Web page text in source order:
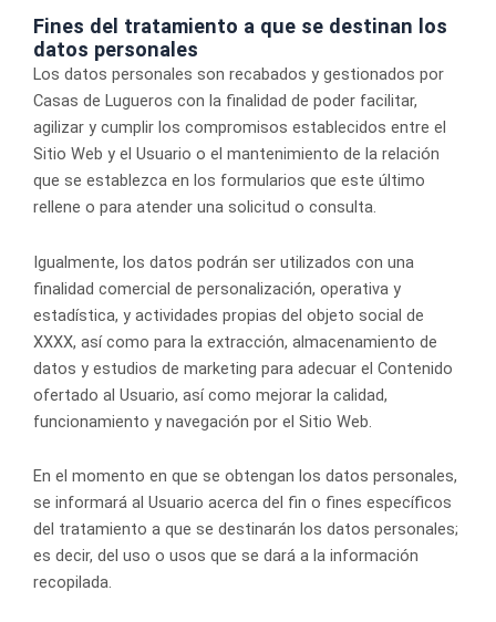
Fines del tratamiento a que se destinan los
datos personales
Los datos personales son recabados y gestionados por
Casas de Lugueros con la finalidad de poder facilitar,
agilizar y cumplir los compromisos establecidos entre el
Sitio Web y el Usuario o el mantenimiento de la relación
que se establezca en los formularios que este último
rellene o para atender una solicitud o consulta.
Igualmente, los datos podrán ser utilizados con una
finalidad comercial de personalización, operativa y
estadística, y actividades propias del objeto social de
XXXX, así como para la extracción, almacenamiento de
datos y estudios de marketing para adecuar el Contenido
ofertado al Usuario, así como mejorar la calidad,
funcionamiento y navegación por el Sitio Web.
En el momento en que se obtengan los datos personales,
se informará al Usuario acerca del fin o fines específicos
del tratamiento a que se destinarán los datos personales;
es decir, del uso o usos que se dará a la información
recopilada.